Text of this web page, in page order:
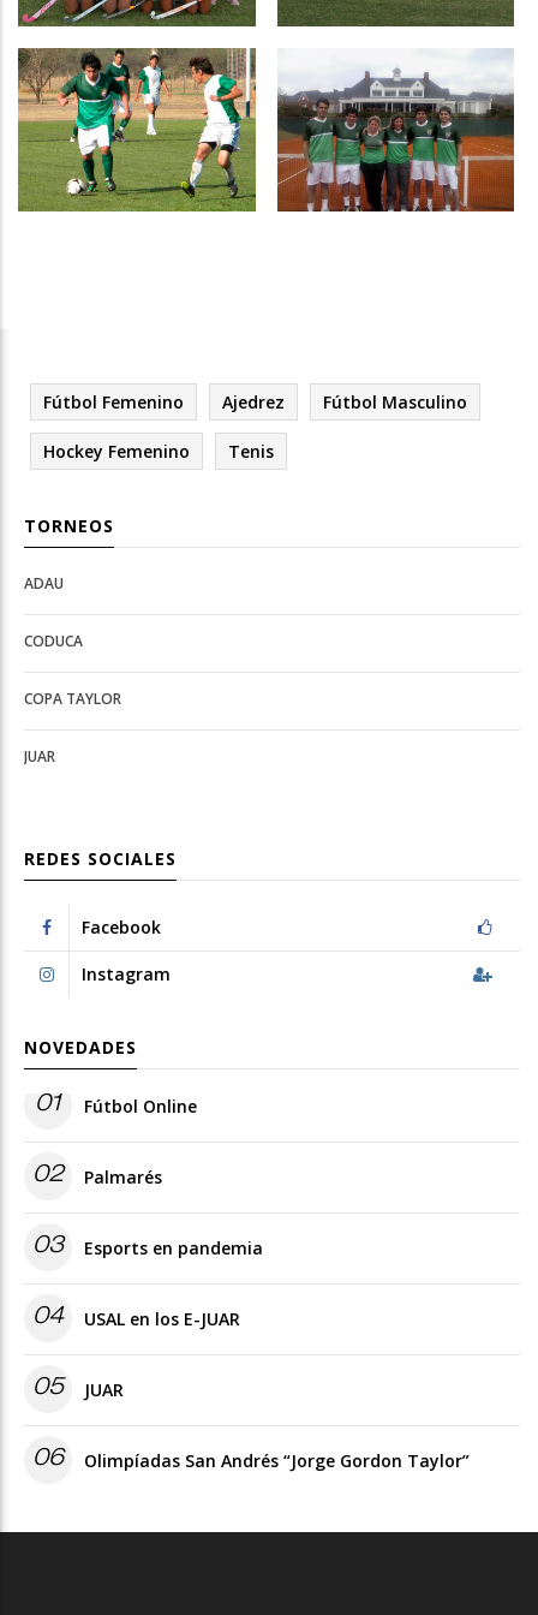
Hockey Fútbol Femenino
Fútbol Masculino Tenis
Fútbol Femenino Ajedrez Fútbol Masculino
Hockey Femenino Tenis
TORNEOS
Open
Deportes
configuration
options
Open
configuration
options
ADAU
CODUCA
COPA TAYLOR
JUAR
REDES SOCIALES
Facebook
Instagram
NOVEDADES
01 Fútbol Online
02 Palmarés
03 Esports en pandemia
04 USAL en los E-JUAR
05 JUAR
06 Olimpíadas San Andrés “Jorge Gordon Taylor”